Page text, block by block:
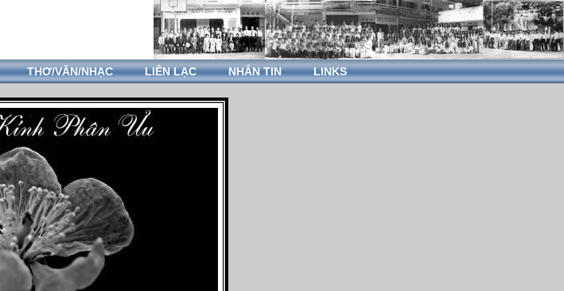
THƠ/VĂN/NHẠC LIÊN LẠC NHẮN TIN LINKS